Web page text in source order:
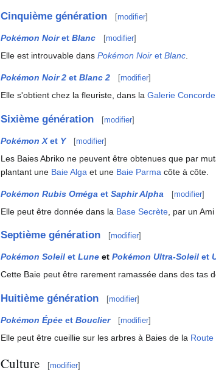
Cinquième génération [modifier]
Pokémon Noiret Blanc [modifier]
Elle est introuvable dans Pokémon Noir et Blanc
Pokémon Noir 2 et Blanc 2 [modifier]
Elle s'obtient chez la fleuriste, dans la Galerie Concorde
Sixième génération [modifier]
Pokémon Xet Y [modifier]
Les Baies Abriko ne peuvent être obtenues que par
plantant une Baie Alga et une Baie Parma côte à côte.
Pokémon Rubis Oméga et Saphir Alpha [modifier]
Elle peut être donnée dans la Base Secrète , par un
Septième génération [modifier]
Pokémon Soleil et Lune et Pokémon Ultra-Soleil et
Cette Baie peut être rarement ramassée dans des tas
Huitième génération [modifier]
Pokémon Épée et Bouclier [modifier]
Elle peut être cueillie sur les arbres à Baies de la Route
Culture [modifier]